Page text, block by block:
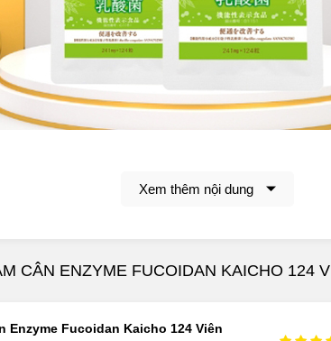
Enzyme Fucoidan Kaicho 124 Viên Có
duy trì sự ổn định của nội tiết tố, hỗ trợ tiêu hoá,
là sẽ đi ngoài đều đặn hàng sáng, nhuận
Xem thêm nội dung
CÂN ENZYME FUCOIDAN KAICHO 124
Enzyme Fucoidan Kaicho 124 Viên